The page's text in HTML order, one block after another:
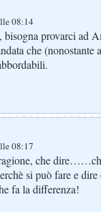
08:14
provarci ad
che (nonostante
08:17
che
si può fare e
fa la differenza!